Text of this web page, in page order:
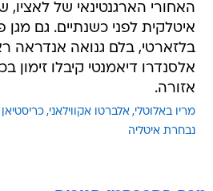
האחורי הארגנטינאי של לאציו,
איטלקית לפני כשנתיים. גם מגן
בלזארטי, בלם גנואה אנדראה
אלסנדרו דיאמנטי קיבלו זימון
אזורה.
מריו באלוטלי אלברטו אקווילאני
נבחרת איטליה